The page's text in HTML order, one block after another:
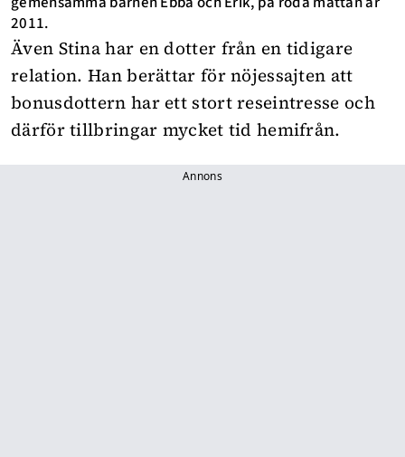
2011.
Även Stina har en dotter från en tidigare
relation. Han berättar för nöjessajten att
bonusdottern har ett stort reseintresse och
därför tillbringar mycket tid hemifrån.
Annons